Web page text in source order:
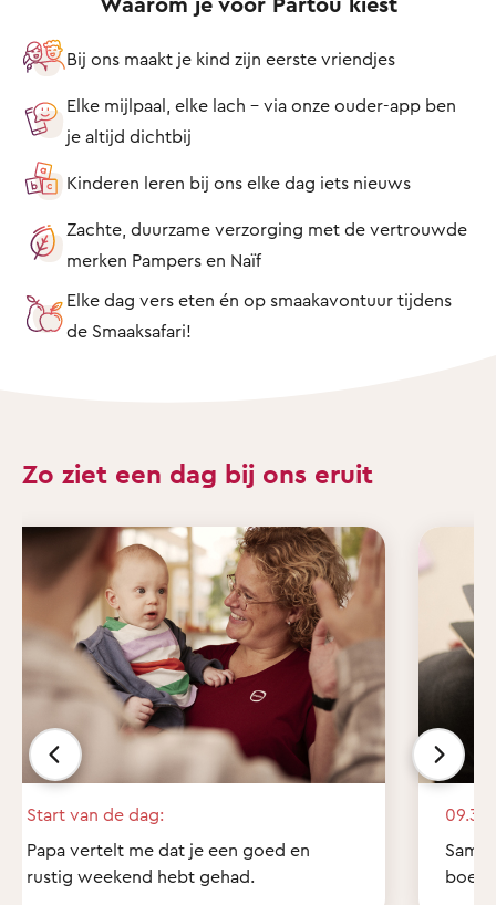
Bij ons maakt je kind zijn eerste vriendjes
Elke mijlpaal, elke lach – via onze ouder-app ben
je altijd dichtbij
Kinderen leren bij ons elke dag iets nieuws
Zachte, duurzame verzorging met de vertrouwde
merken Pampers en Naïf
Elke dag vers eten én op smaakavontuur tijdens
de Smaaksafari!
Zo ziet een dag bij ons eruit
Start van de dag:
Papa vertelt me dat je een goed en
rustig weekend hebt gehad.
09.30